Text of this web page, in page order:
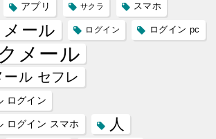
アプリ サクラ スマホ
メール ログイン ログイン pc
メール
ール セフレ
ログイン
ログイン スマホ 人